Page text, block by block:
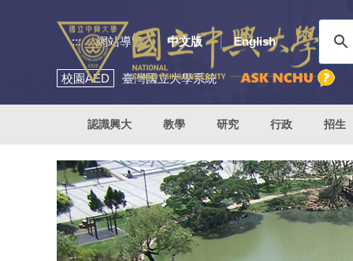
::: 網站導覽 中文版 English
校園AED 臺灣國立大學系統
認識興大 教學 研究 行政 招生